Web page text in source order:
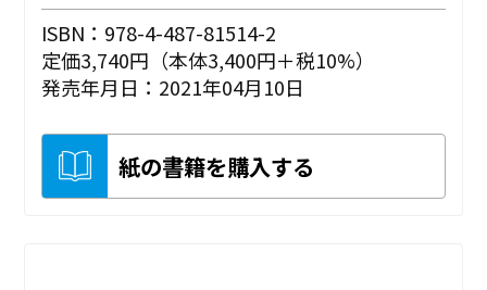
ISBN：978-4-487-81514-2
定価3,740円（本体3,400円＋税10%）
発売年月日：2021年04月10日
紙の書籍を購入する